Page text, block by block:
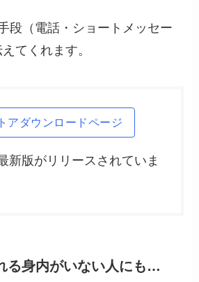
段（電話・ショートメッセー
てくれます。
アダウンロードページ
新版がリリースされていま
る身内がいない人にも…